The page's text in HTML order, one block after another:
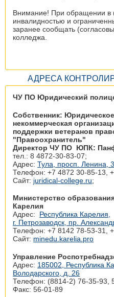
Внимание! При обращении в
инвалидностью и
заранее сообщать
колледжа.
АДРЕСА
ЧУ ПО Юридический
Собственник:
некоммерческая
поддержки ветеранов
"Правоохранитель"
Директор ЧУ ПО ЮПК:
тел.: 8 4872-30-83-07;
Адрес:Тула, просп. Ленина,
Телефон: +7 4872 30‑85-13,
Сайт: juridical-college.ru;
Министерство
Карелия
Адрес: Республика Карелия,
г. Петрозаводск, пр.
Телефон: +7 8142 78‑53-31,
Сайт: minedu.karelia.pro
Управление
Адрес: 185002, Республика
Володарского, д. 26
Телефон: (8814-2) 76-35-93,
Факс: 56-01-89